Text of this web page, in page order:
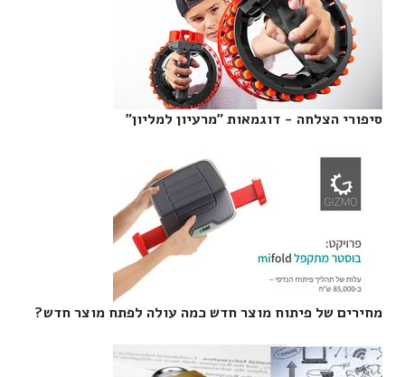
סיפורי הצלחה - דוגמאות "מרעיון למליון"‎
מחירים של פיתוח מוצר חדש כמה עולה לפתח מוצר חדש?‎